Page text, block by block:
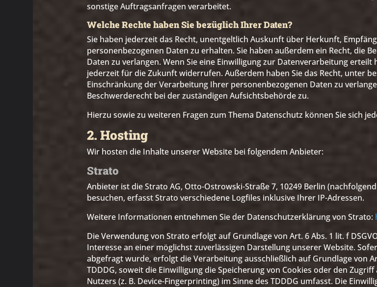
sonstige Auftragsanfragen verarbeitet.
Welche Rechte haben Sie bezüglich Ihrer Daten?
Sie haben jederzeit das Recht, unentgeltlich Auskunft über Herkunft,
personenbezogenen Daten zu erhalten. Sie haben außerdem ein Recht, die
Daten zu verlangen. Wenn Sie eine Einwilligung zur Datenverarbeitung erteilt
jederzeit für die Zukunft widerrufen. Außerdem haben Sie das Recht, unter
Einschränkung der Verarbeitung Ihrer personenbezogenen Daten zu
Beschwerderecht bei der zuständigen Aufsichtsbehörde zu.
Hierzu sowie zu weiteren Fragen zum Thema Datenschutz können Sie sich
2. Hosting
Wir hosten die Inhalte unserer Website bei folgendem Anbieter:
Strato
Anbieter ist die Strato AG, Otto-Ostrowski-Straße 7, 10249 Berlin
besuchen, erfasst Strato verschiedene Logfiles inklusive Ihrer IP-Adressen.
Weitere Informationen entnehmen Sie der Datenschutzerklärung von Strato:
Die Verwendung von Strato erfolgt auf Grundlage von Art. 6 Abs. 1 lit. f
Interesse an einer möglichst zuverlässigen Darstellung unserer Website.
abgefragt wurde, erfolgt die Verarbeitung ausschließlich auf Grundlage von
TDDDG, soweit die Einwilligung die Speicherung von Cookies oder den
Nutzers (z. B. Device-Fingerprinting) im Sinne des TDDDG umfasst. Die